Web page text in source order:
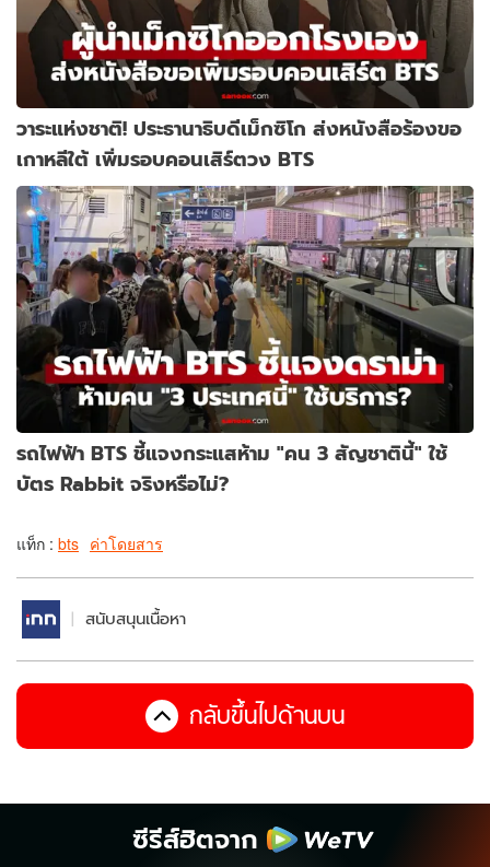
วาระแห่งชาติ! ประธานาธิบดีเม็กซิโก ส่งหนังสือร้องขอ
เกาหลีใต้ เพิ่มรอบคอนเสิร์ตวง BTS
รถไฟฟ้า BTS ชี้แจงกระแสห้าม "คน 3 สัญชาตินี้" ใช้
บัตร Rabbit จริงหรือไม่?
แท็ก : bts ค่าโดยสาร
สนับสนุนเนื้อหา
กลับขึ้นไปด้านบน
ซีรีส์ฮิตจาก